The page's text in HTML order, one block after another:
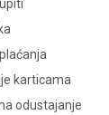
karticama
odustajanje